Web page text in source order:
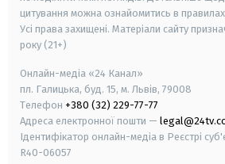
цитування можна ознайомитись в
Усі права захищені. Матеріали сайту
року (21+)
Онлайн-медіа «24 Канал»
пл. Галицька, буд. 15, м. Львів, 79008
Телефон +380 (32) 229-77-77
Адреса електронної пошти —
Ідентифікатор онлайн-медіа в Реєстрі
R40-06057